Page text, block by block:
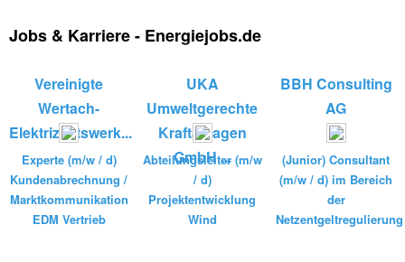
Jobs & Karriere - Energiejobs.de
Vereinigte
Wertach-
Elektrizitätswerk...
Experte (m/w / d)
Kundenabrechnung /
Marktkommunikation
EDM Vertrieb
UKA
Umweltgerechte
Kraftanlagen
GmbH ...
Abteilungsleiter (m/w
/ d)
Projektentwicklung
Wind
BBH Consulting
AG
(Junior) Consultant
(m/w / d) im Bereich
der
Netzentgeltregulierung